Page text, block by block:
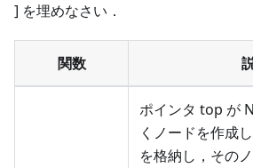
] を埋めなさい．
関数
ポインタ top が
くノードを作成
を格納し，その